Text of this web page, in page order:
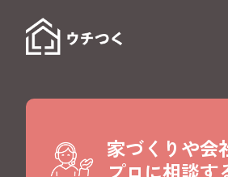
家づくりや会
プロに相談す